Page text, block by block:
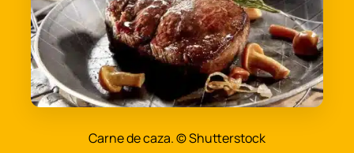
Carne de caza. © Shutterstock